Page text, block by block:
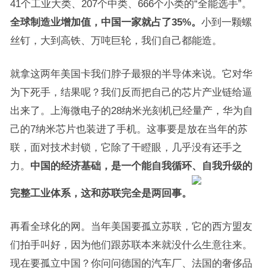
41个工业大类、207个中类、666个小类的“全能选手”。
全球制造业增加值，中国一家就占了35%。 小到一颗螺
丝钉，大到高铁、万吨巨轮，我们自己都能造。
就拿这两年美国卡我们脖子最狠的半导体来说。它对华
为下死手，结果呢？我们反而把自己的芯片产业链给逼
出来了。上海微电子的28纳米光刻机已经量产，华为自
己的7纳米芯片也装进了手机。这事要是放在当年的苏
联，面对技术封锁，它除了干瞪眼，几乎没有还手之
力。 中国的经济基础，是一个能自我循环、自我升级的
完整工业体系，这和苏联完全是两回事。
再看全球化的网。当年美国要孤立苏联，它的西方盟友
们拍手叫好，因为他们跟苏联本来就没什么生意往来。
现在要孤立中国？你问问德国的汽车厂、法国的奢侈品